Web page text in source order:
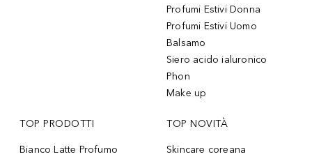
Profumi Estivi Donna
Profumi Estivi Uomo
Balsamo
Siero acido ialuronico
Phon
Make up
TOP PRODOTTI
Bianco Latte Profumo
TOP NOVITÀ
Skincare coreana